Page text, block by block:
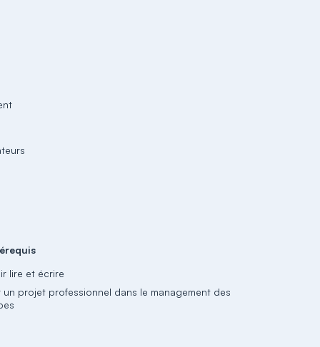
lire et écrire
un projet professionnel dans le management des